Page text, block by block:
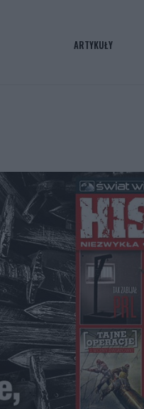
ARTYKUŁY